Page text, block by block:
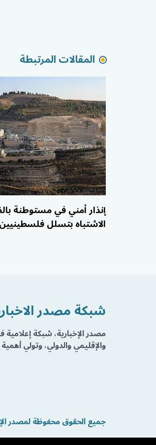
المقالات المرتبطة
إنذار أمني في مستوطنة
الاشتباه بتسلل فلسطينيين
شبكة مصدر
مصدر الإخبارية، شبكة
والإقليمي والدولي، وتولي
جميع الحقوق محفوظة لمصدر